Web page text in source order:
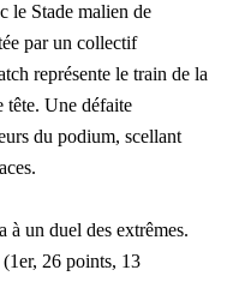
le Stade malien de
par un collectif
représente le train de la
tête. Une défaite
du podium, scellant
à un duel des extrêmes.
26 points, 13